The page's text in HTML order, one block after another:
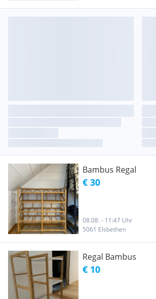
Bambus Regal
€ 30
08.08. - 11:47 Uhr
5061 Elsbethen
Regal Bambus
€ 10